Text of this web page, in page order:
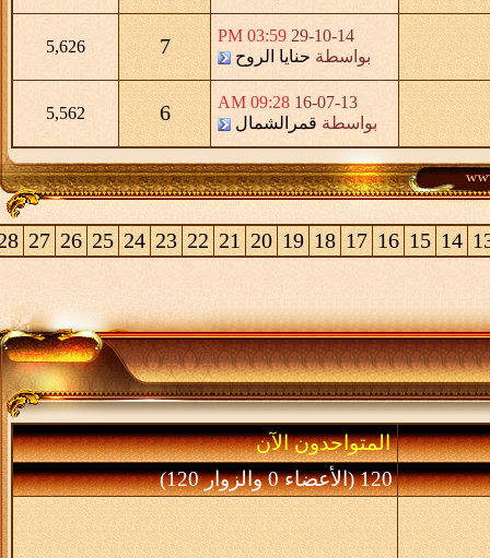
29-10-14
03:59 PM
بواسطةحنايا الروح 7
16-07-13
09:28 AM
بواسطةقمرالشمال 6
15
16
17
18
19
20
21
22
23
24
25
26
27
28
>
المتواجدون الآن
120 (الأعضاء 0 والزوار 120)